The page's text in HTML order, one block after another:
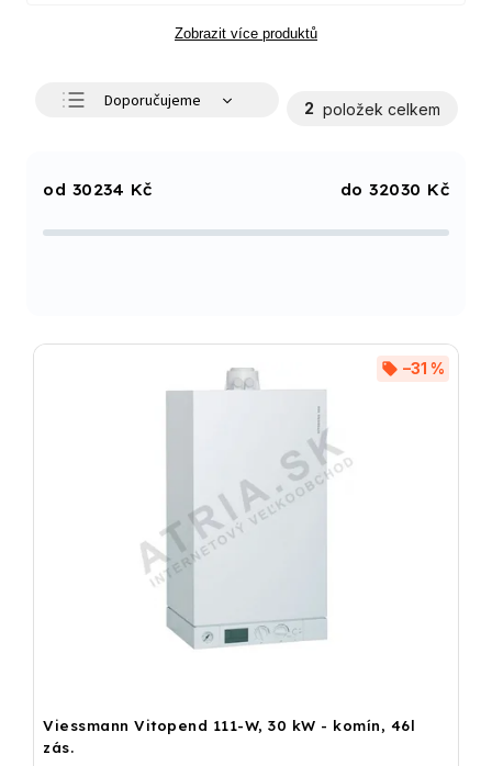
Zobrazit více produktů
Doporučujeme
Abecedně
2 položek celkem
30234 Kč 32030 Kč
Viessmann Vitopend 111-W, 30 kW - komín, 46l
zás.
–31 %